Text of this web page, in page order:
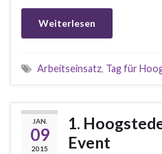
Weiterlesen
Arbeitseinsatz, Tag für
JAN.
09
2015
1.
Event